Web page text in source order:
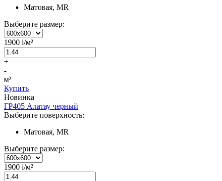
Матовая, MR
Выберите размер:
1900 i/м²
+
-
м²
Купить
Новинка
ГР405 Алатау черный
Выберите поверхность:
Матовая, MR
Выберите размер:
1900 i/м²